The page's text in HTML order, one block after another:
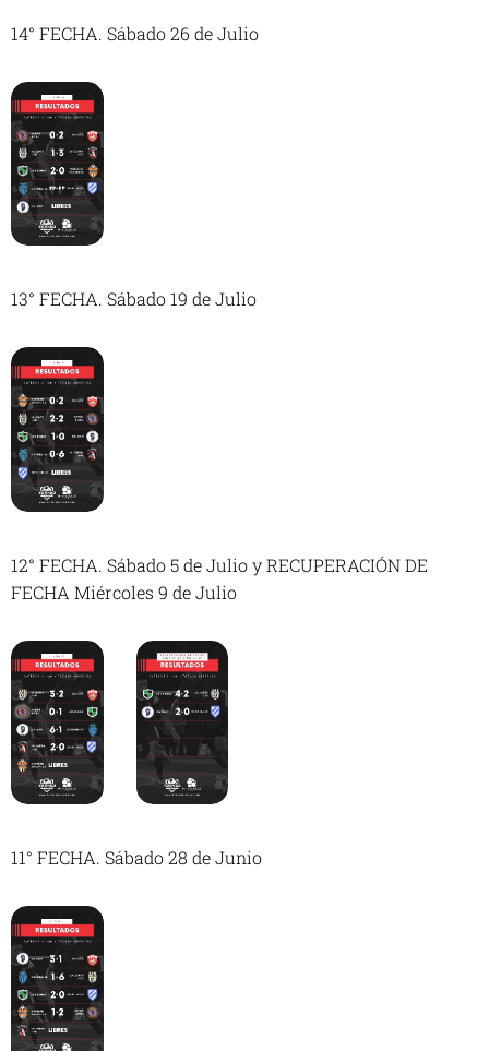
14° FECHA. Sábado 26 de Julio
13° FECHA. Sábado 19 de Julio
12° FECHA. Sábado 5 de Julio y RECUPERACIÓN DE
FECHA Miércoles 9 de Julio
11° FECHA. Sábado 28 de Junio